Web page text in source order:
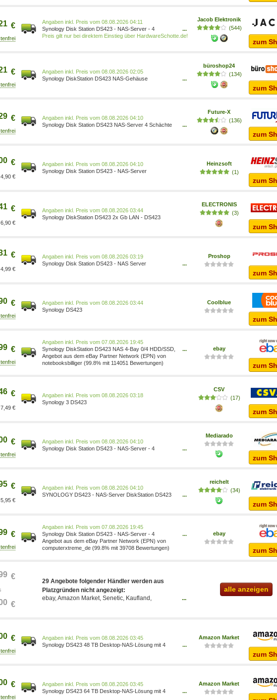
€
Preis vom 08.08.2026 04:11
Synology Disk Station DS423 - NAS-Server - 4
Schächte - SATA 6Gb/s - RAID RAID 0, 1, 5, 6, 10,
...
Preis gilt nur bei direktem Einstieg über HardwareSchotte.de!
Jacob Elektronik
(544)
zum
€
Preis vom 08.08.2026 02:05
Synology DiskStation DS423 NAS-Gehäuse
...
büroshop24
(134)
zum
€
Preis vom 08.08.2026 04:10
Synology Disk Station DS423 NAS-Server 4 Schächte
...
Future-X
(136)
zum
€
€
Preis vom 08.08.2026 04:10
Synology Disk Station DS423 - NAS-Server
Heinzsoft
(1)
zum
€
€
Preis vom 08.08.2026 03:44
Synology DiskStation DS423 2x Gb LAN - DS423
ELECTRONIS
(3)
zum
€
€
Preis vom 08.08.2026 03:19
Synology Disk Station DS423 - NAS Server
...
Proshop
zum
€
Preis vom 08.08.2026 03:44
Synology DS423
Coolblue
zum
€
Preis vom 07.08.2026 19:45
Synology DiskStation DS423 NAS 4-Bay 0/4 HDD/SSD,
2x Gigabit LAN, 2x USB 3.0, 2G
...
Angebot aus dem eBay Partner Network (EPN) von
notebooksbilliger (99.8% mit 114051 Bewertungen)
ebay
zum
€
€
Preis vom 08.08.2026 03:18
Synology 3 DS423
CSV
(17)
zum
€
Preis vom 08.08.2026 04:10
Synology Disk Station DS423 - NAS-Server - 4
...
Mediarado
zum
€
€
Preis vom 08.08.2026 04:10
SYNOLOGY DS423 - NAS-Server DiskStation DS423
...
reichelt
(34)
zum
€
Preis vom 07.08.2026 19:45
Synology Disk Station DS423 - NAS-Server - 4
Schächte
...
Angebot aus dem eBay Partner Network (EPN) von
computerxtreme_de (99.8% mit 39708 Bewertungen)
ebay
zum
€
€
29 Angebote folgender Händler werden aus
Platzgründen nicht angezeigt:
ebay, Amazon Market, Senetic, Kaufland,
...
alle anzeigen
€
Preis vom 08.08.2026 03:45
Synology DS423 48 TB Desktop-NAS-Lösung mit 4
...
Amazon Market
zum
€
Preis vom 08.08.2026 03:45
Synology DS423 64 TB Desktop-NAS-Lösung mit 4
...
Amazon Market